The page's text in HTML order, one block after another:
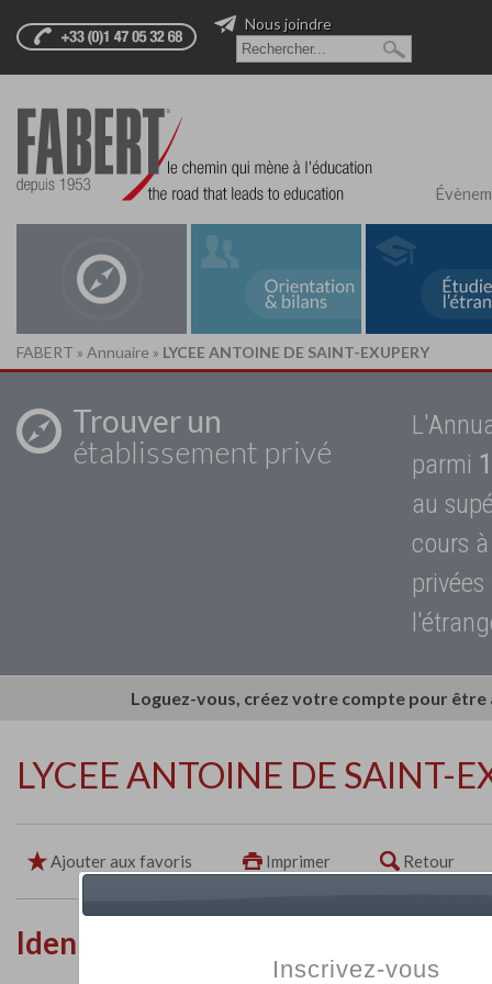
Nous joindre
FABERT » Annuaire » LYCEE ANTOINE DE SAINT-EXUPERY
Trouver un
établissement privé
parmi
au
cours
Loguez-vous, créez votre compte pour
LYCEE ANTOINE DE SAINT-
Ajouter aux favoris Imprimer Retour
Identité de l'établissement
Inscrivez-vous